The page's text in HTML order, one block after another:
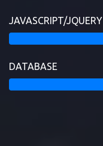
JAVASCRIPT/JQUERY
DATABASE